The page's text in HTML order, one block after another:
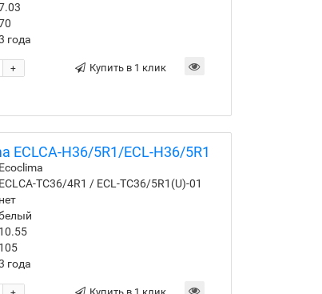
года
+ Купить в 1 клик
ECLCA-H36/5R1/ECL-H36/5R1
Ecoclima
ECLCA-TC36/4R1 / ECL-TC36/5R1(U)-01
нет
10.55
105
года
Купить в 1 клик